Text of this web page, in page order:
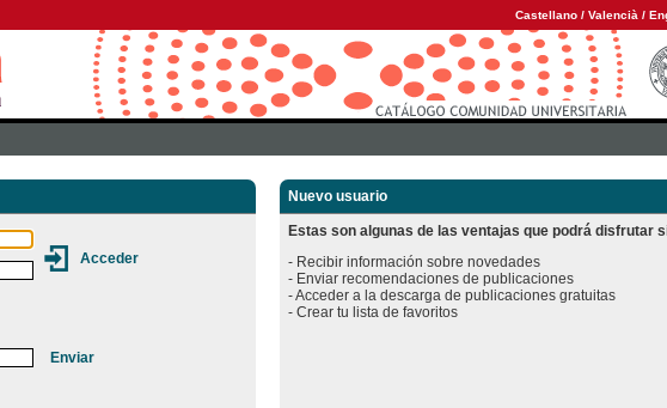
Castellano / Valencià /
Nuevo usuario
Estas son algunas de las ventajas que podrá disfrutar
- Recibir información sobre novedades
- Enviar recomendaciones de publicaciones
- Acceder a la descarga de publicaciones gratuitas